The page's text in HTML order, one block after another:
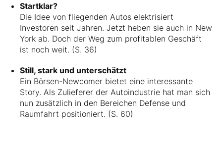
Startklar?
Die Idee von fliegenden Autos elektrisiert
Investoren seit Jahren. Jetzt heben sie auch in New
York ab. Doch der Weg zum profitablen Geschäft
ist noch weit. (S. 36)
Still, stark und unterschätzt
Ein Börsen-Newcomer bietet eine interessante
Story. Als Zulieferer der Autoindustrie hat man sich
nun zusätzlich in den Bereichen Defense und
Raumfahrt positioniert. (S. 60)